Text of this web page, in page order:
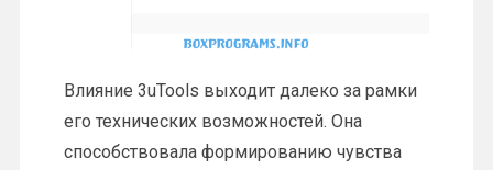
Влияние 3uTools выходит далеко за рамки
его технических возможностей. Она
способствовала формированию чувства